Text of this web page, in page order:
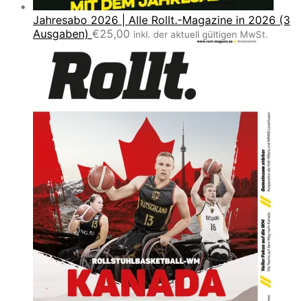
Jahresabo 2026 | Alle Rollt.-Magazine in 2026 (3
Ausgaben) €25,00 inkl. der aktuell gültigen MwSt.